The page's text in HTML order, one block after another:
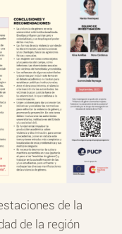
de la
de la región